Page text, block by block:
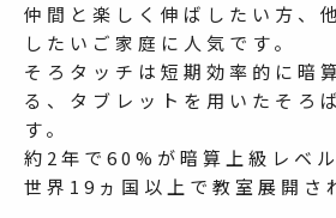
仲間と楽しく伸ばしたい方、
したいご家庭に人気です。
そろタッチは短期効率的に暗
る、タブレットを用いたそろ
す。
約2年で60%が暗算上級レベ
世界19ヵ国以上で教室展開さ